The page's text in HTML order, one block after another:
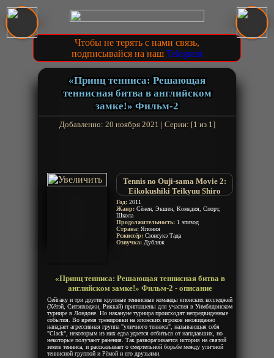
Чтобы не терять с нами связь,
подписывайся на наш Telegram
«Принц тенниса: Решающая
теннисная битва в английском
замке!» Фильм-2
Добавленно: 20 ноября 2021 | Серии: [1 из 1]
Tennis no Ouji-sama Movie 2:
Eikokushiki Teikyuu Shiro
Год: 2011
Жанр: Сёнен, Экшен, Комедия, Спорт,
Школа
Продолжительность: 1 эпизод
Страна: Япония
Режиссёр: Сюнсукэ Тада
Озвучка: Дубляж
«Принц тенниса: Решающая теннисная битва в
английском замке!» Фильм-2 - описание
Сейгаку и три другие крупные теннисные команды японских колледжей
(Хётэй, Ситэнходжи, Риккай) приглашены для участия в Уимблдонском
турнире в Лондоне. Но накануне турнира происходят непредвиденные
события. Во время тренировки на японских игроков неожиданно
нападает агрессивная группа "уличного тенниса", называющая себя
"Clack", некоторым из них едва удается отбиться от нападавших, но
некоторые получают ранения. Так разворачивается история на святой
земле тенниса, и рассказывает о смертельной борьбе между уличной
теннисной группой и Рёмой и его друзьями.